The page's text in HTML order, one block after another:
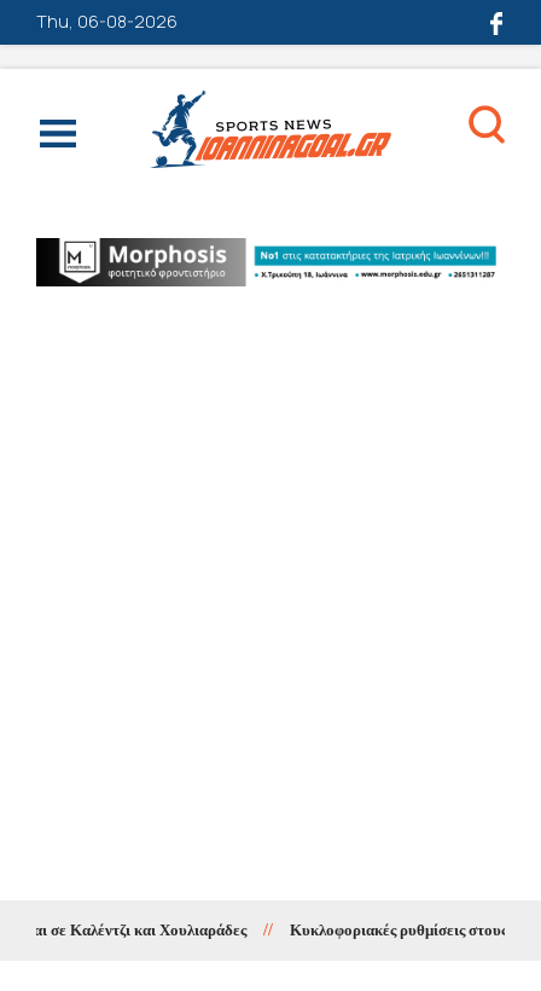
Thu, 06-08-2026
σε Καλέντζι και Χουλιαράδες // Κυκλοφοριακές ρυθμίσεις στους